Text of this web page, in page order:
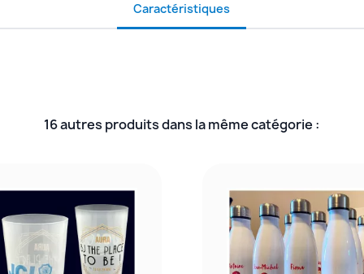
Caractéristiques
16 autres produits dans la même catégorie :